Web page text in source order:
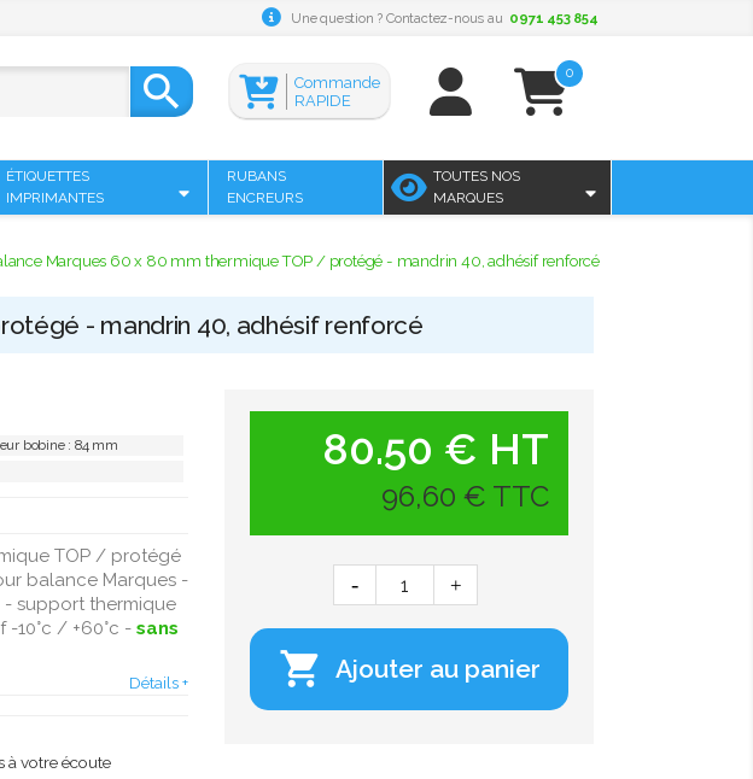
Une question ? Contactez-nous au 0971 453 854
 0
Commande
RAPIDE
ÉTIQUETTES
IMPRIMANTES
RUBANS
ENCREURS
TOUTES NOS
MARQUES
Marques 60 x 80 mm thermique TOP / protégé - mandrin 40, adhésif renforcé
- mandrin 40, adhésif renforcé
bobine : 84 mm
TOP / protégé
balance Marques -
- support thermique
10°c / +60°c - sans
Détails +
à votre écoute
80.50 € HT
96,60 € TTC
 Ajouter au panier